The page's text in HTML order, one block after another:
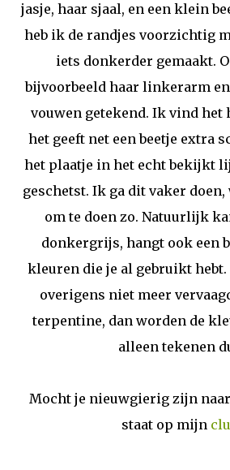
jasje, haar sjaal, en een klein
heb ik de randjes voorzichtig
iets donkerder gemaakt.
bijvoorbeeld haar linkerarm
vouwen getekend. Ik vind het
het geeft net een beetje extra
het plaatje in het echt bekijkt
geschetst. Ik ga dit vaker
om te doen zo. Natuurlijk
donkergrijs, hangt ook een
kleuren die je al gebruikt
overigens niet meer
terpentine, dan worden de
alleen tekenen
Mocht je nieuwgierig zijn naar
staat op mijn